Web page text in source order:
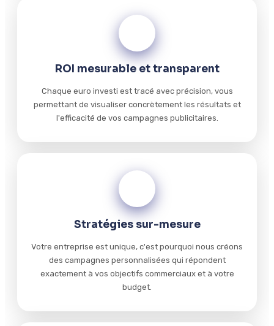
ROI mesurable et transparent
Chaque euro investi est tracé avec précision, vous
permettant de visualiser concrètement les résultats et
l'efficacité de vos campagnes publicitaires.
Stratégies sur-mesure
Votre entreprise est unique, c'est pourquoi nous créons
des campagnes personnalisées qui répondent
exactement à vos objectifs commerciaux et à votre
budget.